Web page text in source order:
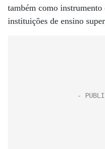
também como instrumento
instituições de ensino